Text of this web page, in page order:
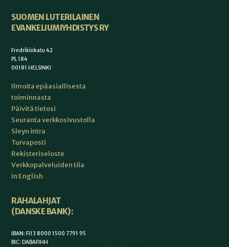
SUOMEN LUTERILAINEN
EVANKELIUMIYHDISTYS RY
Fredrikinkatu 42
PL 184
00181 HELSINKI
Ilmoita epäasiallisesta
toiminnasta
Päivitä tietosi
Seuranta verkkosivustolla
Sleyn intra
Turvaposti
Rekisteriseloste
Verkkopalveluiden tila
In English
RAHALAHJAT
(DANSKE BANK):
IBAN: FI13 8000 1500 7791 95
BIC: DABAFIHH